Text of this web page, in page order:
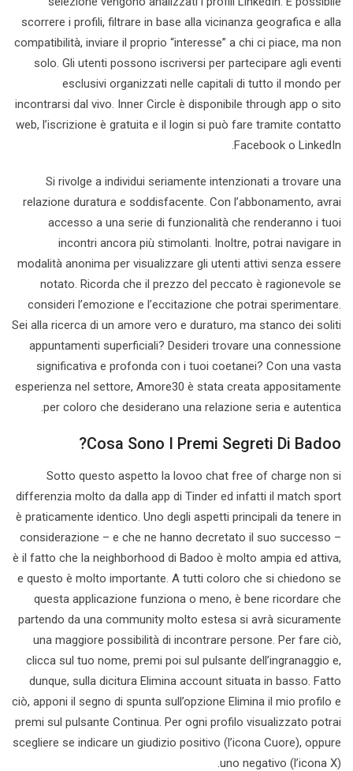
scorrere i profili, filtrare in base alla vicinanza geografica e alla
compatibilità, inviare il proprio “interesse” a chi ci piace, ma non
solo. Gli utenti possono iscriversi per partecipare agli eventi
esclusivi organizzati nelle capitali di tutto il mondo per
incontrarsi dal vivo. Inner Circle è disponibile through app o sito
web, l’iscrizione è gratuita e il login si può fare tramite contatto
Facebook o LinkedIn.
Si rivolge a individui seriamente intenzionati a trovare una
relazione duratura e soddisfacente. Con l’abbonamento, avrai
accesso a una serie di funzionalità che renderanno i tuoi
incontri ancora più stimolanti. Inoltre, potrai navigare in
modalità anonima per visualizzare gli utenti attivi senza essere
notato. Ricorda che il prezzo del peccato è ragionevole se
consideri l’emozione e l’eccitazione che potrai sperimentare.
Sei alla ricerca di un amore vero e duraturo, ma stanco dei soliti
appuntamenti superficiali? Desideri trovare una connessione
significativa e profonda con i tuoi coetanei? Con una vasta
esperienza nel settore, Amore30 è stata creata appositamente
per coloro che desiderano una relazione seria e autentica.
Cosa Sono I Premi Segreti Di Badoo?
Sotto questo aspetto la lovoo chat free of charge non si
differenzia molto da dalla app di Tinder ed infatti il match sport
è praticamente identico. Uno degli aspetti principali da tenere in
considerazione – e che ne hanno decretato il suo successo –
è il fatto che la neighborhood di Badoo è molto ampia ed attiva,
e questo è molto importante. A tutti coloro che si chiedono se
questa applicazione funziona o meno, è bene ricordare che
partendo da una community molto estesa si avrà sicuramente
una maggiore possibilità di incontrare persone. Per fare ciò,
clicca sul tuo nome, premi poi sul pulsante dell’ingranaggio e,
dunque, sulla dicitura Elimina account situata in basso. Fatto
ciò, apponi il segno di spunta sull’opzione Elimina il mio profilo e
premi sul pulsante Continua. Per ogni profilo visualizzato potrai
scegliere se indicare un giudizio positivo (l’icona Cuore), oppure
uno negativo (l’icona X).